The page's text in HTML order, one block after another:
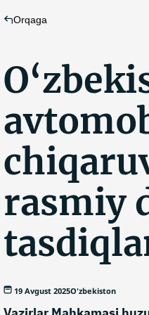
Orqaga
rasmiy
19 Avgust 2025O'zbekiston